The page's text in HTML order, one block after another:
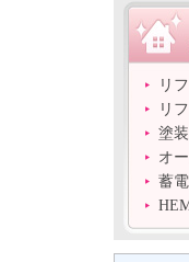
リ
リ
塗装
オ
蓄